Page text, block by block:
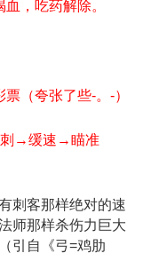
，吃药解除。
（夸张了些-。-）
→缓速→瞄准
客那样绝对的速
师那样杀伤力巨大
引自《弓=鸡肋